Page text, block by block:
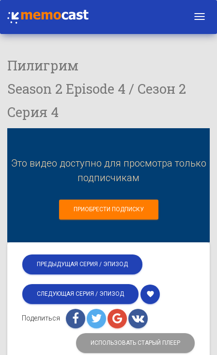
Пилигрим
Season 2 Episode 4 / Сезон 2
Серия 4
Это видео доступно для просмотра только
подписчикам
ПРИОБРЕСТИ ПОДПИСКУ
ПРЕДЫДУЩАЯ СЕРИЯ / ЭПИЗОД
СЛЕДУЮЩАЯ СЕРИЯ / ЭПИЗОД favorite
Поделиться
ИСПОЛЬЗОВАТЬ СТАРЫЙ ПЛЕЕР